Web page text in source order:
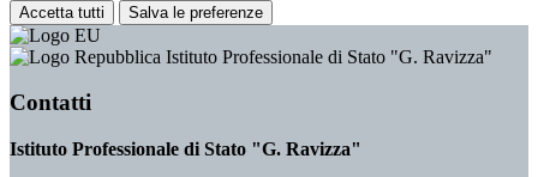
Accetta tutti Salva le preferenze
Istituto Professionale di Stato "G. Ravizza"
Contatti
Istituto Professionale di Stato "G. Ravizza"